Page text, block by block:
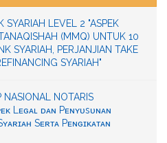
SYARIAH LEVEL 2 "ASPEK
(MMQ) UNTUK 10
SYARIAH, PERJANJIAN TAKE
SYARIAH"
NASIONAL NOTARIS
Lᴇɢᴀʟ ᴅᴀɴ Pᴇɴʏᴜsᴜɴᴀɴ
Sᴇʀᴛᴀ Pᴇɴɢɪᴋᴀᴛᴀɴ